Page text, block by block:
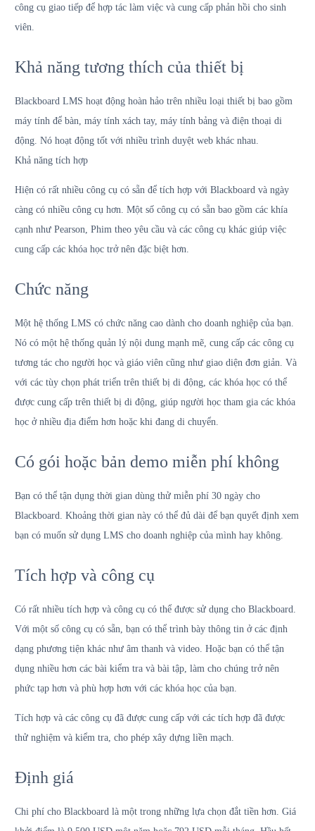
công cụ giao tiếp để hợp tác làm việc và cung cấp phản hồi cho sinh
viên.
Khả năng tương thích của thiết bị
Blackboard LMS hoạt động hoàn hảo trên nhiều loại thiết bị bao gồm
máy tính để bàn, máy tính xách tay, máy tính bảng và điện thoại di
động. Nó hoạt động tốt với nhiều trình duyệt web khác nhau.
Khả năng tích hợp
Hiện có rất nhiều công cụ có sẵn để tích hợp với Blackboard và ngày
càng có nhiều công cụ hơn. Một số công cụ có sẵn bao gồm các khía
cạnh như Pearson, Phim theo yêu cầu và các công cụ khác giúp việc
cung cấp các khóa học trở nên đặc biệt hơn.
Chức năng
Một hệ thống LMS có chức năng cao dành cho doanh nghiệp của bạn.
Nó có một hệ thống quản lý nội dung mạnh mẽ, cung cấp các công cụ
tương tác cho người học và giáo viên cũng như giao diện đơn giản. Và
với các tùy chọn phát triển trên thiết bị di động, các khóa học có thể
được cung cấp trên thiết bị di động, giúp người học tham gia các khóa
học ở nhiều địa điểm hơn hoặc khi đang di chuyển.
Có gói hoặc bản demo miễn phí không
Bạn có thể tận dụng thời gian dùng thử miễn phí 30 ngày cho
Blackboard. Khoảng thời gian này có thể đủ dài để bạn quyết định xem
bạn có muốn sử dụng LMS cho doanh nghiệp của mình hay không.
Tích hợp và công cụ
Có rất nhiều tích hợp và công cụ có thể được sử dụng cho Blackboard.
Với một số công cụ có sẵn, bạn có thể trình bày thông tin ở các định
dạng phương tiện khác như âm thanh và video. Hoặc bạn có thể tận
dụng nhiều hơn các bài kiểm tra và bài tập, làm cho chúng trở nên
phức tạp hơn và phù hợp hơn với các khóa học của bạn.
Tích hợp và các công cụ đã được cung cấp với các tích hợp đã được
thử nghiệm và kiểm tra, cho phép xây dựng liền mạch.
Định giá
Chi phí cho Blackboard là một trong những lựa chọn đắt tiền hơn. Giá